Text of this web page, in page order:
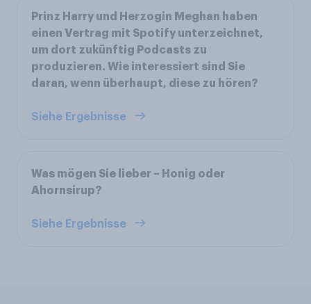
Prinz Harry und Herzogin Meghan haben
einen Vertrag mit Spotify unterzeichnet,
um dort zukünftig Podcasts zu
produzieren. Wie interessiert sind Sie
daran, wenn überhaupt, diese zu hören?
Siehe Ergebnisse
Was mögen Sie lieber – Honig oder
Ahornsirup?
Siehe Ergebnisse